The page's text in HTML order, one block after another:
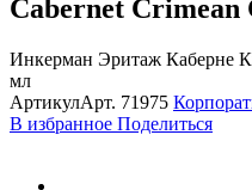
Cabernet Crimean
Инкерман Эритаж Каберне
мл
АртикулАрт. 71975
В избранное Поделиться